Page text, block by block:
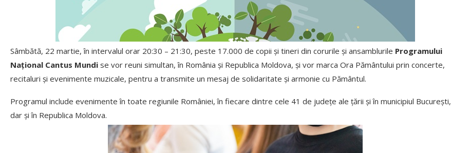
Sâmbătă, 22 martie, în intervalul orar 20:30 – 21:30, peste 17.000 de copii și tineri din corurile și ansamblurile Programului
Național Cantus Mundi se vor reuni simultan, în România și Republica Moldova, și vor marca Ora Pământului prin concerte,
recitaluri și evenimente muzicale, pentru a transmite un mesaj de solidaritate și armonie cu Pământul.
Programul include evenimente în toate regiunile României, în fiecare dintre cele 41 de județe ale țării și în municipiul București,
dar și în Republica Moldova.